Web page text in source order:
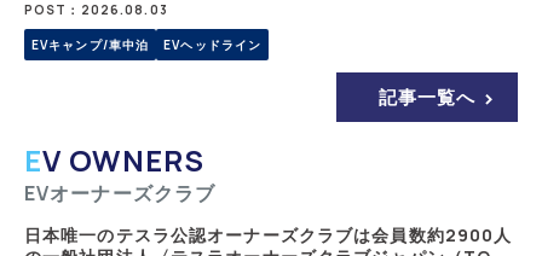
POST：2026.08.03
EVキャンプ/車中泊 EVヘッドライン
記事一覧へ
EV OWNERS
EVオーナーズクラブ
日本唯一のテスラ公認オーナーズクラブは会員数約2900人